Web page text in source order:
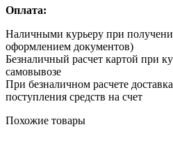
Оплата:
Наличными курьеру при
оформлением документов)
Безналичный расчет картой при
самовывозе
При безналичном расчете
поступления средств на счет
Похожие товары